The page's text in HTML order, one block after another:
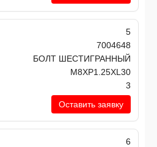
5
7004648
БОЛТ ШЕСТИГРАННЫЙ
M8XP1.25XL30
3
Оставить заявку
6